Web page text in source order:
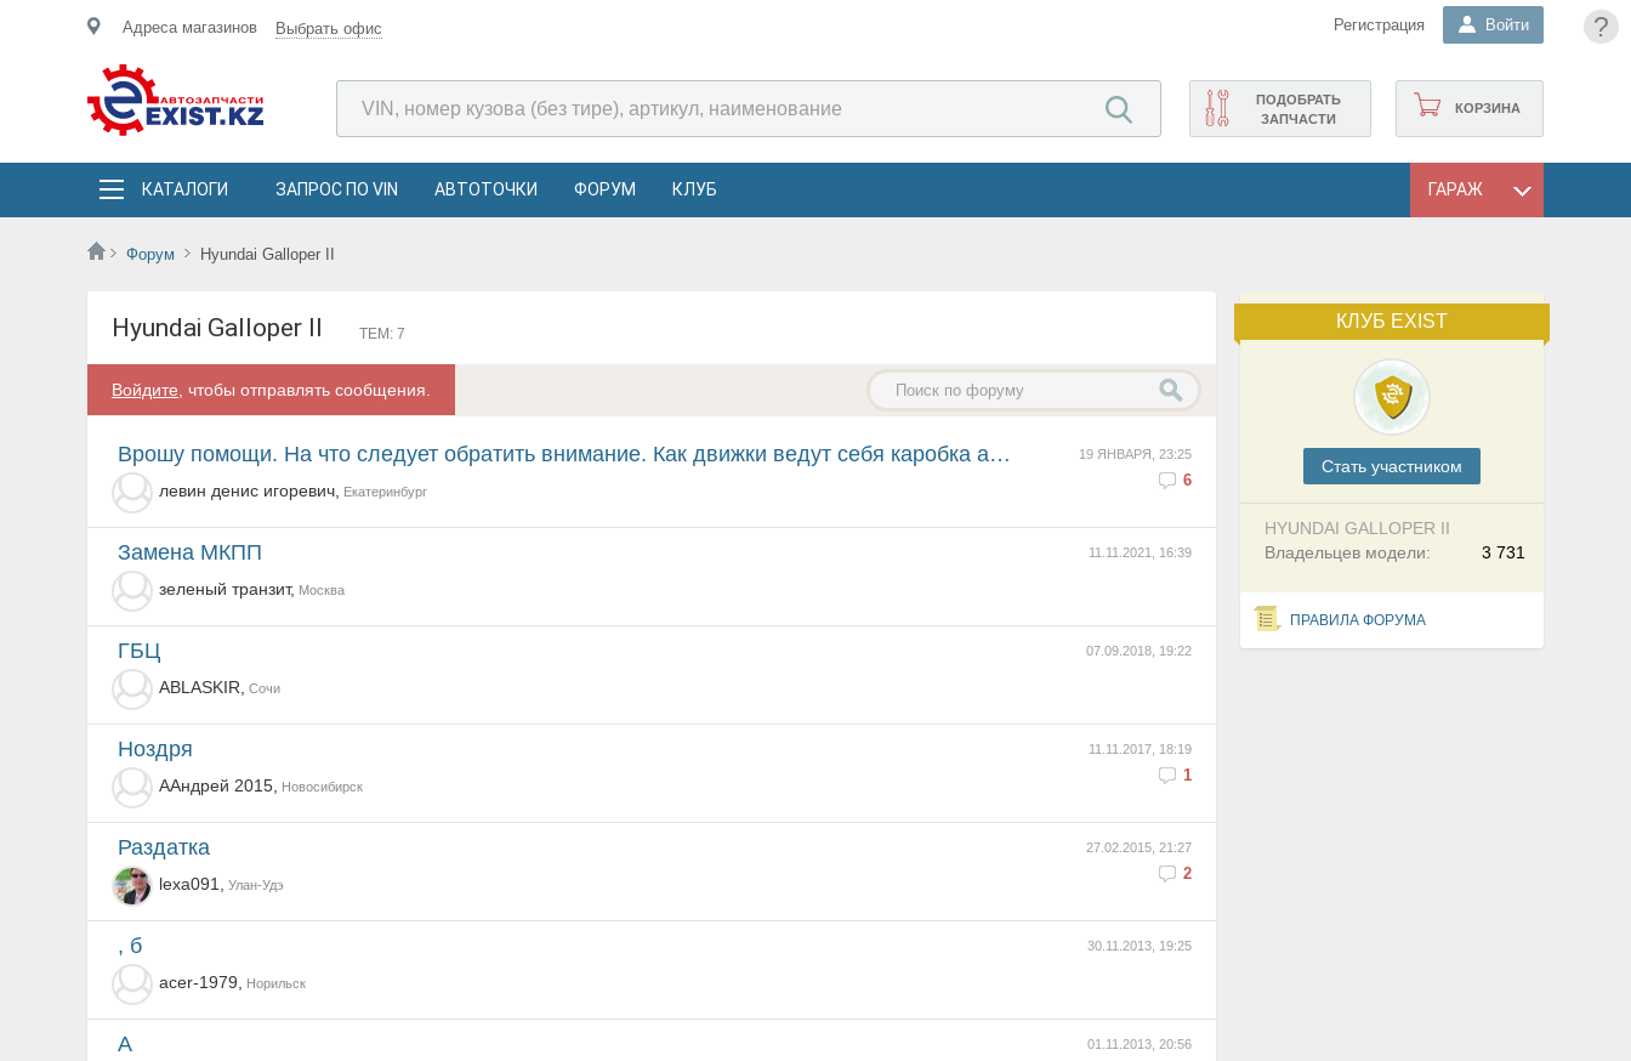
?
Адреса магазинов Выбрать офис Регистрация Войти
КОРЗИНА
ПОДОБРАТЬ
ЗАПЧАСТИ
КАТАЛОГИ ЗАПРОС ПО VIN АВТОТОЧКИ ФОРУМ КЛУБ ГАРАЖ
Форум Hyundai Galloper II
КЛУБ EXIST
Cтать участником
HYUNDAI GALLOPER II
3 731
Владельцев модели:
ПРАВИЛА ФОРУМА
Hyundai Galloper II ТЕМ: 7
Войдите , чтобы отправлять сообщения.
19 ЯНВАРЯ, 23:25
6
Врошу помощи. На что следует обратить внимание. Как движки ведут себя каробка автомат. Что по запчас...
левин денис игоревич, Екатеринбург
11.11.2021, 16:39
замена МКПП
зеленый транзит, Москва
07.09.2018, 19:22
ГБЦ
ABLASKIR, Сочи
11.11.2017, 18:19
1
ноздря
ААндрей 2015, Новосибирск
27.02.2015, 21:27
2
Раздатка
lexa091, Улан-Удэ
30.11.2013, 19:25
, б
acer-1979, Норильск
01.11.2013, 20:56
а